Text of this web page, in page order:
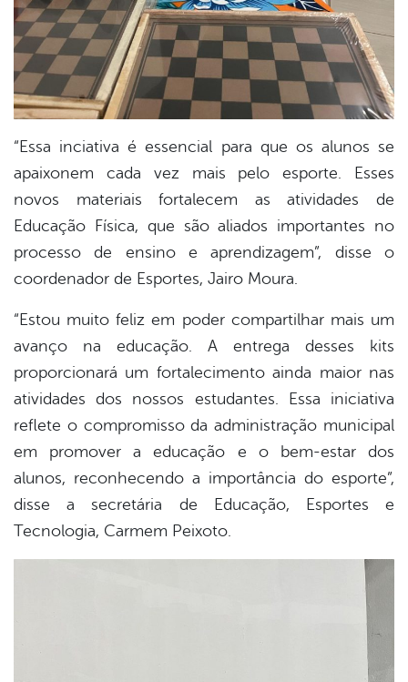
“Essa inciativa é essencial para que os alunos se
apaixonem cada vez mais pelo esporte. Esses
novos materiais fortalecem as atividades de
Educação Física, que são aliados importantes no
processo de ensino e aprendizagem”, disse o
coordenador de Esportes, Jairo Moura.
“Estou muito feliz em poder compartilhar mais um
avanço na educação. A entrega desses kits
proporcionará um fortalecimento ainda maior nas
atividades dos nossos estudantes. Essa iniciativa
reflete o compromisso da administração municipal
em promover a educação e o bem-estar dos
alunos, reconhecendo a importância do esporte”,
disse a secretária de Educação, Esportes e
Tecnologia, Carmem Peixoto.